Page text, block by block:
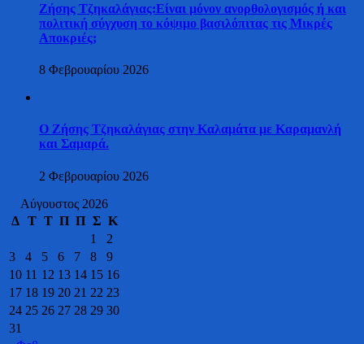
Ζήσης Τζηκαλάγιας:Είναι μόνον ανορθολογισμός ή και
πολιτική σύγχυση το κόψιμο βασιλόπιτας τις Μικρές
Αποκριές;
8 Φεβρουαρίου 2026
Ο Ζήσης Τζηκαλάγιας στην Καλαμάτα με Καραμανλή
και Σαμαρά.
2 Φεβρουαρίου 2026
Αύγουστος 2026
Δ Τ Τ Π Π Σ Κ
1
2
3
4 5 6 7 8
9
10 11 12 13 14 15 16
17 18 19 20 21 22 23
24 25 26 27 28 29 30
31